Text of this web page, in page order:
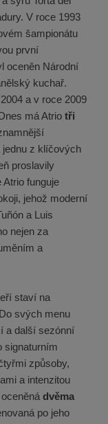
V roce 1993
šampionátu
první
oceněn Národní
kuchař.
a v roce 2009
má Atrio tři
jednu z klíčových
proslavily
funguje
jehož moderní
a Luis
nejen za
a
staví na
svých menu
a další sezónní
signaturním
způsoby,
a intenzitou
oceněnádvěma
po jeho